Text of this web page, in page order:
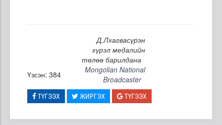
Д.Лхагвасүрэн
хүрэл медалийн
төлөө барилдана
Үзсэн: 384
Mongolian National
Broadcaster
ТҮГЭЭХ ЖИРГЭХ ТҮГЭЭХ